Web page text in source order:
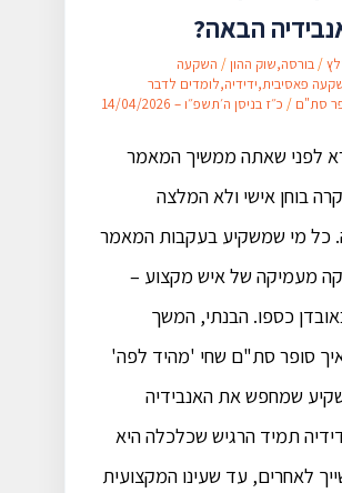
הבאה?
/בורסה,שוק ההון/השקעה
פאסיבית,ידידיה,לומדים לדבר
סת"ם/ כ״ז בניסן ה׳תשפ״ו – 14/04/2026
לפני שאתה ממשיך המאמר
בוחן אישי ולא המלצה
כל מי שמשקיע בעקבות המאמר
מעמיקה של איש מקצוע –
כספו. הבנתי, המשך
סופר סת"ם שחי 'מהיד לפה'
שמחפש את האנבידיה
תמיד הרגיש שכלכלה היא
לאחרים, עד שעינו המקצועית